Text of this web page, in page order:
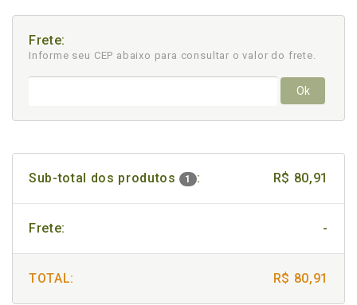
Frete:
Informe seu CEP abaixo para consultar o valor do frete.
Ok
Sub-total dos produtos 1 : R$ 80,91
Frete: -
TOTAL: R$ 80,91